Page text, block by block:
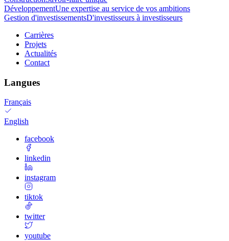
DéveloppementUne expertise au service de vos ambitions
Gestion d'investissementsD'investisseurs à investisseurs
Carrières
Projets
Actualités
Contact
Langues
Français
English
facebook
linkedin
instagram
tiktok
twitter
youtube